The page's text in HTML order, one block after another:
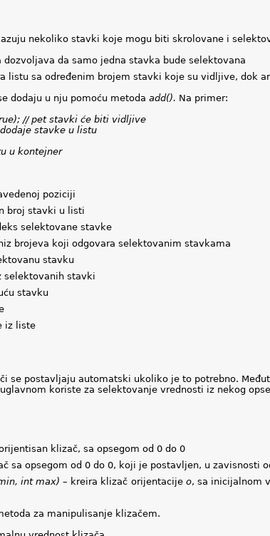
nekoliko stavki koje mogu biti skrolovane i
da samo jedna stavka bude selektovana
listu sa određenim brojem stavki koje su vidljive, dok
dodaju u nju pomoću metoda add(). Na primer:
// pet stavki će biti vidljive
stavke u listu
u kontejner
poziciji
broj stavki u listi
selektovane stavke
brojeva koji odgovara selektovanim stavkama
stavku
selektovanih stavki
stavku
iz liste
se postavljaju automatski ukoliko je to potrebno.
koriste za selektovanje vrednosti iz nekog
klizač, sa opsegom od 0 do 0
sa opsegom od 0 do 0, koji je postavljen, u zavisnosti
int max) – kreira klizač orijentacije o, sa inicijalnom
za manipulisanje klizačem.